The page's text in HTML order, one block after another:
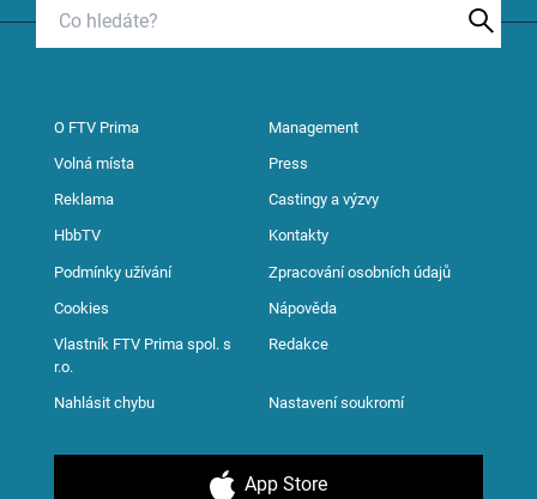
O FTV Prima Management
Volná místa Press
Reklama Castingy a výzvy
HbbTV Kontakty
Podmínky užívání Zpracování osobních údajů
Cookies Nápověda
Vlastník FTV Prima spol. s
r.o.
Redakce
Nahlásit chybu Nastavení soukromí
App Store